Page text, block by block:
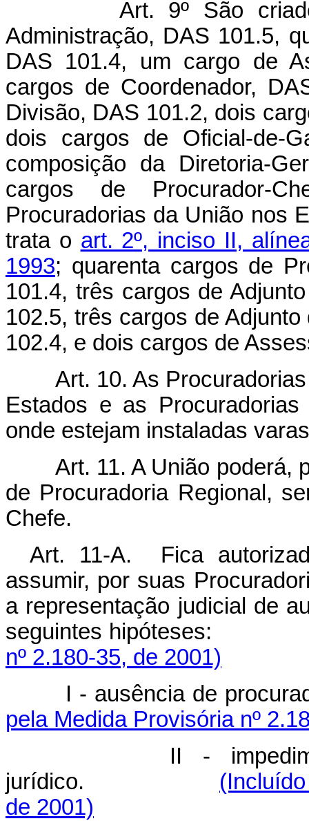
Art. 9º São
Administração, DAS 101.5,
DAS 101.4, um cargo de
cargos de Coordenador,
Divisão, DAS 101.2, dois
dois cargos de Oficial-de-
composição da Diretoria-
cargos de Procurador-
Procuradorias da União nos
trata o art. 2º, inciso II,
1993; quarenta cargos de
101.4, três cargos de
102.5, três cargos de
102.4, e dois cargos de
Art. 10. As
Estados e as
onde estejam instaladas
Art. 11. A União poderá,
de Procuradoria Regional,
Chefe.
Art. 11-A. Fica
assumir, por suas
a representação judicial de
seguintes
nº 2.180-35, de 2001)
I - ausência de
pela Medida Provisória nº
II -
jurídico.
de 2001)